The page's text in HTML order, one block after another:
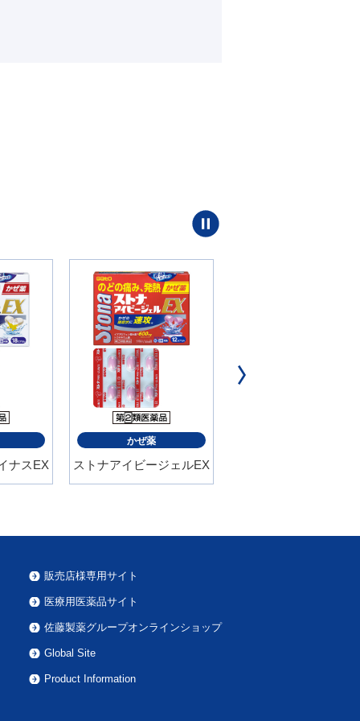
ナスEX
かぜ薬
ストナアイビージェルEX
販売店様専用サイト
医療用医薬品サイト
佐藤製薬グループオンラインショップ
Global Site
Product Information